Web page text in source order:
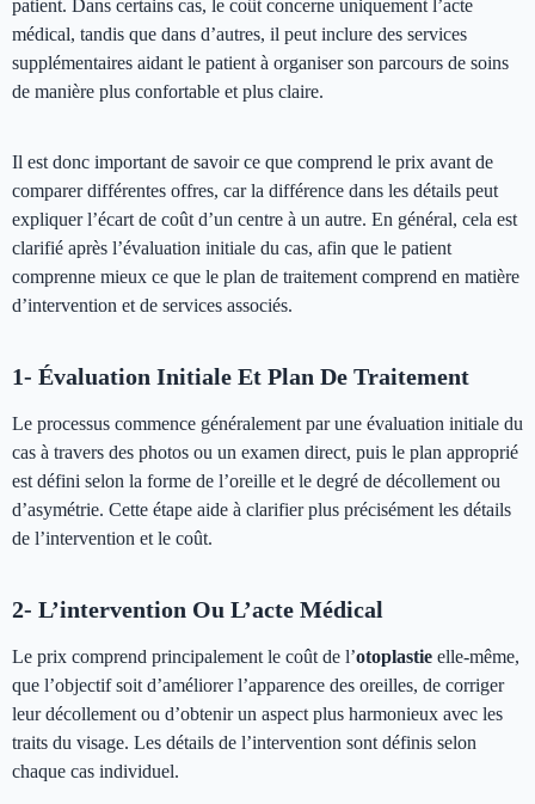
patient. Dans certains cas, le coût concerne uniquement l’acte
médical, tandis que dans d’autres, il peut inclure des services
supplémentaires aidant le patient à organiser son parcours de soins
de manière plus confortable et plus claire.
Il est donc important de savoir ce que comprend le prix avant de
comparer différentes offres, car la différence dans les détails peut
expliquer l’écart de coût d’un centre à un autre. En général, cela est
clarifié après l’évaluation initiale du cas, afin que le patient
comprenne mieux ce que le plan de traitement comprend en matière
d’intervention et de services associés.
1- Évaluation Initiale Et Plan De Traitement
Le processus commence généralement par une évaluation initiale du
cas à travers des photos ou un examen direct, puis le plan approprié
est défini selon la forme de l’oreille et le degré de décollement ou
d’asymétrie. Cette étape aide à clarifier plus précisément les détails
de l’intervention et le coût.
2- L’intervention Ou L’acte Médical
Le prix comprend principalement le coût de l’otoplastie elle-même,
que l’objectif soit d’améliorer l’apparence des oreilles, de corriger
leur décollement ou d’obtenir un aspect plus harmonieux avec les
traits du visage. Les détails de l’intervention sont définis selon
chaque cas individuel.